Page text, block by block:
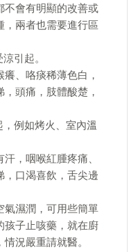
不會有明顯的改善或
，兩者也需要進行區
引起。
、咯痰稀薄色白，
頭痛，肢體酸楚，
例如烤火、室內溫
，咽喉紅腫疼痛、
，口渴喜飲，舌尖邊
氣濕潤，可用些簡單
孩子止咳藥，就在廚
況嚴重請就醫。